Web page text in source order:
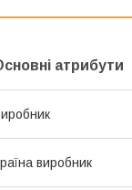
атрибути
виробник